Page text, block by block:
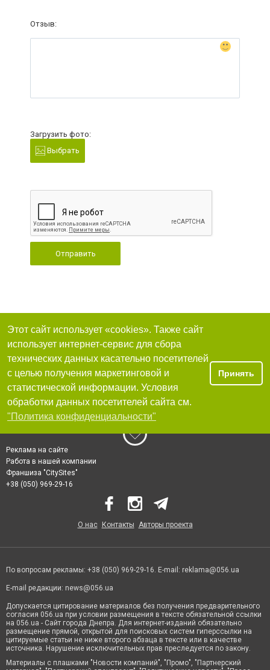
Отзыв:
Загрузить фото:
Выбрать
Отправить
Этот сайт использует «cookies». Также сайт
использует интернет-сервис для сбора
технических данных касательно посетителей
с целью получения маркетинговой и
статистической информации. Условия
обработки данных посетителей сайта см.
"Политика конфиденциальности"
Принять
Реклама на сайте
Работа в нашей компании
Франшиза "CitySites"
+38 (050) 969-29-16
О нас Контакты Авторы проекта
По вопросам рекламы: +38 (050) 969-29-16. E-mail: reklama@056.ua
E-mail редакции: news@056.ua
Допускается цитирование материалов без получения предварительного
согласия 056.ua при условии размещения в тексте обязательной ссылки
на 056.ua - Сайт города Днепра. Для интернет-изданий обязательно
размещение прямой, открытой для поисковых систем гиперссылки на
цитируемые статьи не ниже второго абзаца в тексте или в качестве
источника. Нарушение исключительных прав преследуется по закону.
Материалы с плашками "Новости компаний", "Промо", "Партнерский